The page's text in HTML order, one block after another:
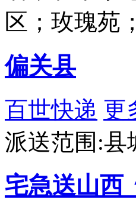
区；玫瑰苑
偏关县
百世快递 更
派送范围:
宅急送山西